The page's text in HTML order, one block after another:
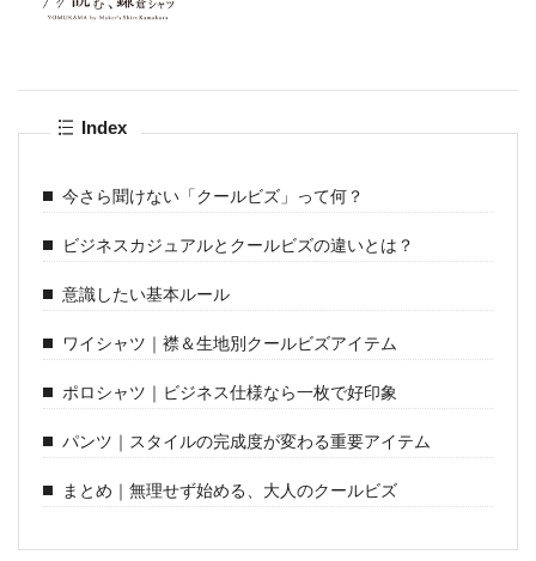
Index
今さら聞けない「クールビズ」って何？
ビジネスカジュアルとクールビズの違いとは？
意識したい基本ルール
ワイシャツ｜襟＆生地別クールビズアイテム
ポロシャツ｜ビジネス仕様なら一枚で好印象
パンツ｜スタイルの完成度が変わる重要アイテム
まとめ｜無理せず始める、大人のクールビズ